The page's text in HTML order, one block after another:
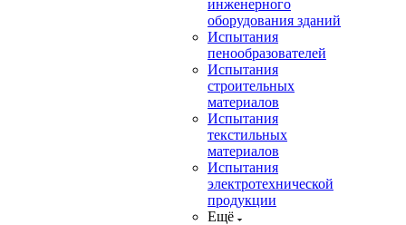
инженерного
оборудования зданий
Испытания
пенообразователей
Испытания
строительных
материалов
Испытания
текстильных
материалов
Испытания
электротехнической
продукции
Ещё